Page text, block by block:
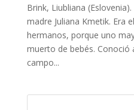
Brink, Liubliana
madre Juliana Kmetik. Era
hermanos, porque uno
muerto de bebés. Conoció
campo...